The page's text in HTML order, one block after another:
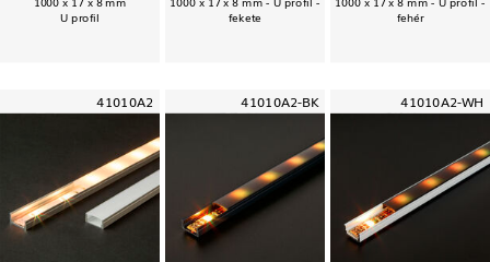
U profil fekete fehér
41010A2 41010A2-BK 41010A2-WH